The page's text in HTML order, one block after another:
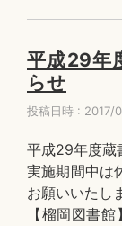
平成29年
らせ
投稿日時 : 2017/
平成29年度蔵
実施期間中は
お願いいたし
【榴岡図